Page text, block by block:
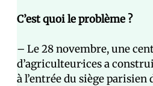
C’est quoi le problème ?
– Le 28 novembre, une
d’agriculteur·ices a
à l’entrée du siège parisien